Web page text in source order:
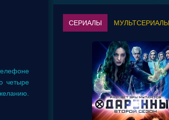
четыре
СЕРИАЛЫ МУЛЬТСЕРИАЛЫ